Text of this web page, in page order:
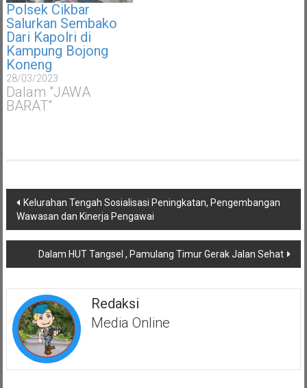
Polsek Cikbar
Salurkan Sembako
Dari Kapolri di
Kampung Bojong
Koneng
28/03/2023
Dalam "JAWA
BARAT"
Navigasi
pos
Kelurahan Tengah Sosialisasi Peningkatan, Pengembangan
Wawasan dan Kinerja Pengawai
Dalam HUT Tangsel , Pamulang Timur Gerak Jalan Sehat
Redaksi
Media Online